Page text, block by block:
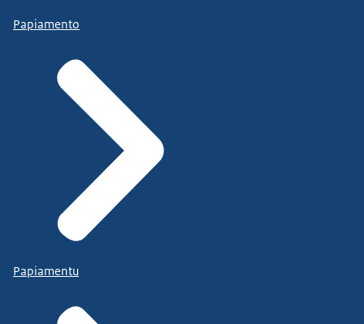
Papiamento
Papiamentu